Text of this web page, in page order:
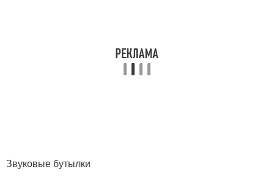
Игры из пластиковых
Звуковые бутылки